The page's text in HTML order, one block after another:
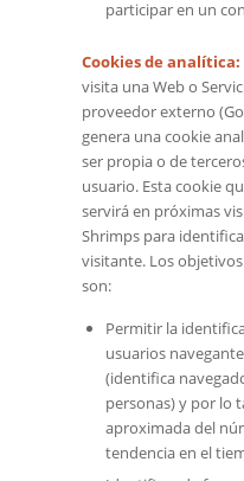
participar en un
Cookies de analítica:
visita una Web o
proveedor externo
genera una cookie
ser propia o de
usuario. Esta cookie
servirá en próximas
Shrimps para
visitante. Los
son:
Permitir la
usuarios
(identifica
personas) y por lo
aproximada del
tendencia en el